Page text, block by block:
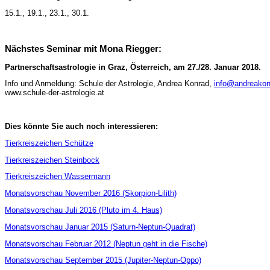
15.1., 19.1., 23.1., 30.1.
Nächstes Seminar mit Mona Riegger:
Partnerschaftsastrologie in Graz, Österreich, am 27./28. Januar 2018.
Info und Anmeldung: Schule der Astrologie, Andrea Konrad,
www.schule-der-astrologie.at
Dies könnte Sie auch noch interessieren:
Tierkreiszeichen Schütze
Tierkreiszeichen Steinbock
Tierkreiszeichen Wassermann
Monatsvorschau November 2016 (Skorpion-Lilith)
Monatsvorschau Juli 2016 (Pluto im 4. Haus)
Monatsvorschau Januar 2015 (Saturn-Neptun-Quadrat)
Monatsvorschau Februar 2012 (Neptun geht in die Fische)
Monatsvorschau September 2015 (Jupiter-Neptun-Oppo)